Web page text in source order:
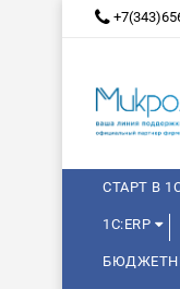
СТАРТ В
1С:ERP